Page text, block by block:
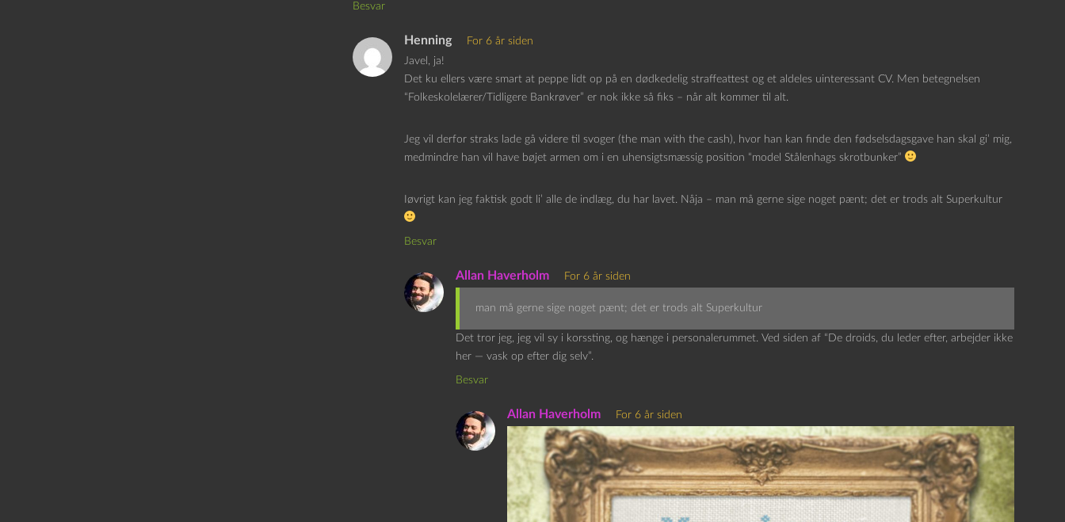
Besvar
Henning
For 6 år siden
Javel, ja!
Det ku ellers være smart at peppe lidt op på en dødkedelig straffeattest og et aldeles uinteressant CV. Men betegnelsen
“Folkeskolelærer/Tidligere Bankrøver” er nok ikke så fiks – når alt kommer til alt.
Jeg vil derfor straks lade gå videre til svoger (the man with the cash), hvor han kan finde den fødselsdagsgave han skal gi’ mig,
medmindre han vil have bøjet armen om i en uhensigtsmæssig position “model Stålenhags skrotbunker”
Iøvrigt kan jeg faktisk godt li’ alle de indlæg, du har lavet. Nåja – man må gerne sige noget pænt; det er trods alt Superkultur
Besvar
Allan Haverholm For 6 år siden
man må gerne sige noget pænt; det er trods alt Superkultur
Det tror jeg, jeg vil sy i korssting, og hænge i personalerummet. Ved siden af “De droids, du leder efter, arbejder ikke
her — vask op efter dig selv”.
Besvar
Allan Haverholm For 6 år siden